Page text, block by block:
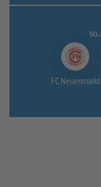
SO..
FC Neuenmarkt